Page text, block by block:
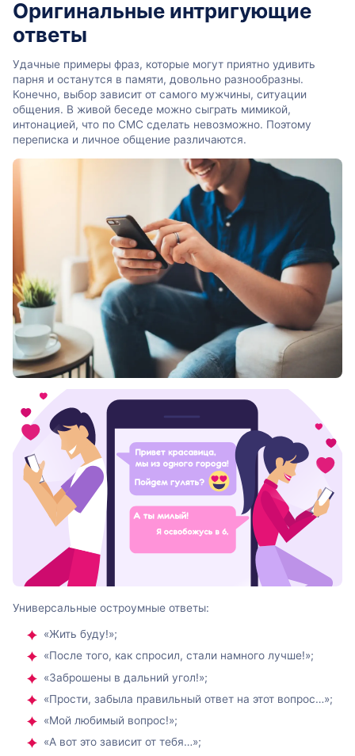
Оригинальные интригующие
ответы
Удачные примеры фраз, которые могут приятно удивить
парня и останутся в памяти, довольно разнообразны.
Конечно, выбор зависит от самого мужчины, ситуации
общения. В живой беседе можно сыграть мимикой,
интонацией, что по СМС сделать невозможно. Поэтому
переписка и личное общение различаются.
Универсальные остроумные ответы:
«Жить буду!»;
«После того, как спросил, стали намного лучше!»;
«Заброшены в дальний угол!»;
«Прости, забыла правильный ответ на этот вопрос…»;
«Мой любимый вопрос!»;
«А вот это зависит от тебя…»;